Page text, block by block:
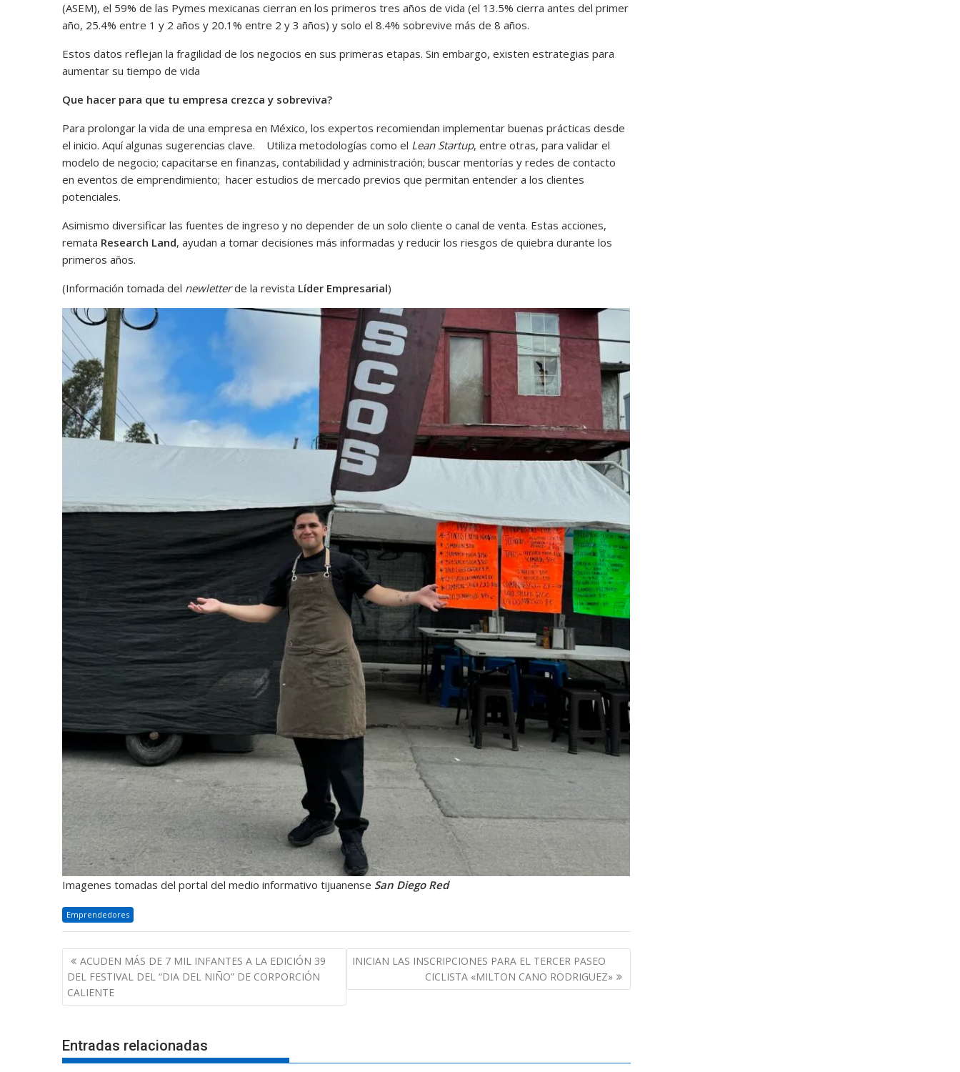
(ASEM), el 59% de las Pymes mexicanas cierran en los primeros tres años de vida (el 13.5% cierra antes del primer
año, 25.4% entre 1 y 2 años y 20.1% entre 2 y 3 años) y solo el 8.4% sobrevive más de 8 años.
Estos datos reflejan la fragilidad de los negocios en sus primeras etapas. Sin embargo, existen estrategias para
aumentar su tiempo de vida
Que hacer para que tu empresa crezca y sobreviva?
Para prolongar la vida de una empresa en México, los expertos recomiendan implementar buenas prácticas desde
el inicio. Aquí algunas sugerencias clave. Utiliza metodologías como el Lean Startup, entre otras, para validar el
modelo de negocio; capacitarse en finanzas, contabilidad y administración; buscar mentorías y redes de contacto
en eventos de emprendimiento; hacer estudios de mercado previos que permitan entender a los clientes
potenciales.
Asimismo diversificar las fuentes de ingreso y no depender de un solo cliente o canal de venta. Estas acciones,
remata Research Land, ayudan a tomar decisiones más informadas y reducir los riesgos de quiebra durante los
primeros años.
(Información tomada del newletterde la revista Líder Empresarial)
Imagenes tomadas del portal del medio informativo tijuanense San Diego Red
Emprendedores
Navegación
de
entradas
ACUDEN MÁS DE 7 MIL INFANTES A LA EDICIÓN 39
DEL FESTIVAL DEL “DIA DEL NIÑO” DE CORPORCIÓN
CALIENTE
INICIAN LAS INSCRIPCIONES PARA EL TERCER PASEO
CICLISTA «MILTON CANO RODRIGUEZ»
Entradas relacionadas